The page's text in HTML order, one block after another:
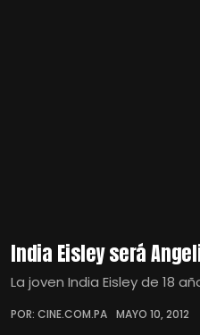
India Eisley será
La joven India Eisley de 18
POR: CINE.COM.PA MAYO 10, 2012